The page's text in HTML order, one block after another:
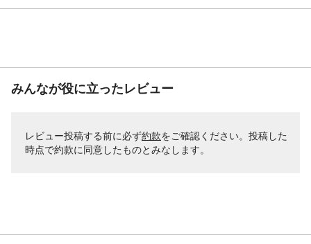
みんなが役に立ったレビュー
レビュー投稿する前に必ず約款をご確認ください。投稿した
時点で約款に同意したものとみなします。